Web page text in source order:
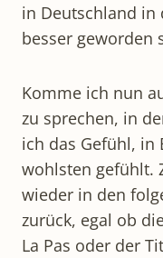
in Deutschland in
besser geworden
Komme ich nun
zu sprechen, in
ich das Gefühl, in
wohlsten gefühlt.
wieder in den
zurück, egal ob
La Pas oder der